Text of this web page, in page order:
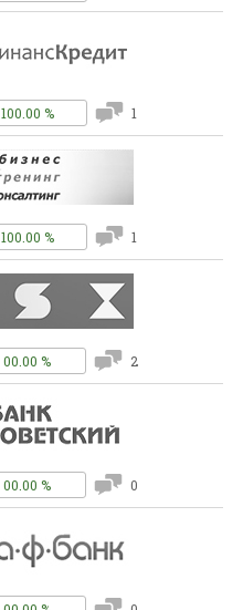
100.00 % 1
100.00 % 1
00.00 % 2
00.00 % 0